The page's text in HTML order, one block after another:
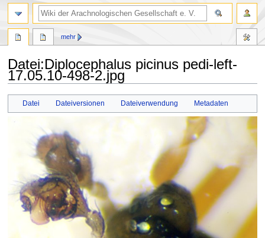
Datei:Diplocephalus picinus pedi-left-
17.05.10-498-2.jpg
Datei Dateiversionen Dateiverwendung Metadaten
mehr